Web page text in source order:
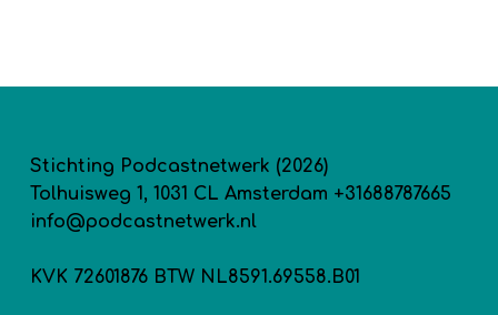
Stichting Podcastnetwerk (2026)
Tolhuisweg 1, 1031 CL Amsterdam +31688787665
info@podcastnetwerk.nl
KVK 72601876 BTW NL8591.69558.B01